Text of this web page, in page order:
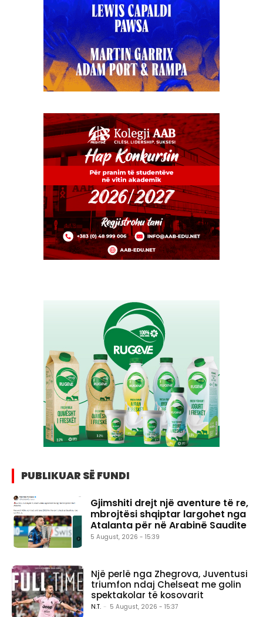
PUBLIKUAR SË FUNDI
Gjimshiti drejt një aventure të re,
mbrojtësi shqiptar largohet nga
Atalanta për në Arabinë Saudite
5 August, 2026 - 15:39
Një perlë nga Zhegrova, Juventusi
triumfon ndaj Chelseat me golin
spektakolar të kosovarit
N.T. - 5 August, 2026 - 15:37